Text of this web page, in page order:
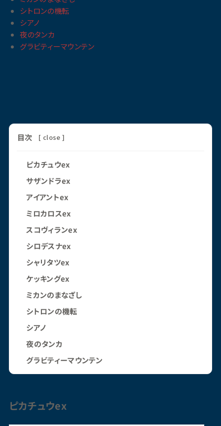
シトロンの機転
シアノ
夜のタンカ
グラビティーマウンテン
目次 [ close ]
ピカチュウex
サザンドラex
アイアントex
ミロカロスex
スコヴィランex
シロデスナex
シャリタツex
ケッキングex
ミカンのまなざし
シトロンの機転
シアノ
夜のタンカ
グラビティーマウンテン
ピカチュウex